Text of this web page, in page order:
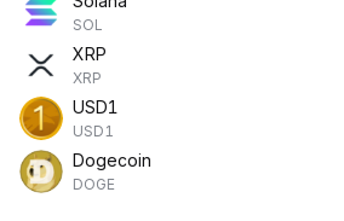
SOL
XRP
XRP
USD1
USD1
Dogecoin
DOGE